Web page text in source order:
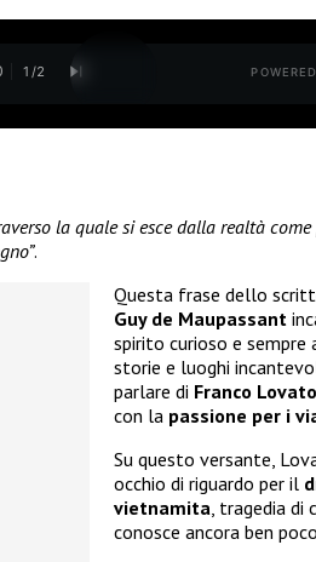
1 /2
la quale si esce dalla realtà
.
Questa frase dello
Guy de Maupassant
spirito curioso e sempre
storie e luoghi
parlare di Franco Lovato
con la passione per i
Su questo versante,
occhio di riguardo per il
vietnamita, tragedia di
conosce ancora ben